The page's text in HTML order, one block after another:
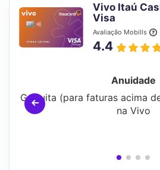
Vivo Itaú
Visa
Avaliação Mobills
4.4
Anuidade
Gratuita (para faturas acima
na Vivo